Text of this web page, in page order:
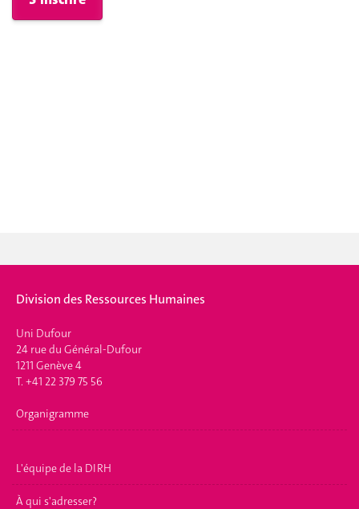
Division des Ressources Humaines
Uni Dufour
24 rue du Général-Dufour
1211 Genève 4
T. +41 22 379 75 56
Organigramme
L'équipe de la DIRH
À qui s'adresser?